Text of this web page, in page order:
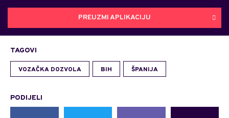
PREUZMI APLIKACIJU
TAGOVI
VOZAČKA DOZVOLA BIH ŠPANIJA
PODIJELI